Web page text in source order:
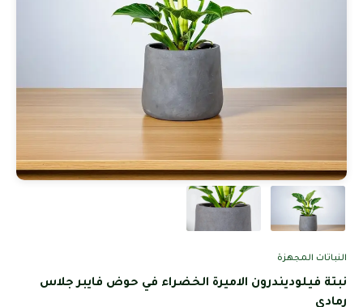
النباتات المجهزة
نبتة فيلوديندرون الاميرة الخضراء في حوض فايبر جلاس
رمادي